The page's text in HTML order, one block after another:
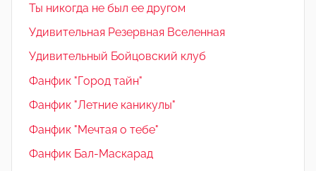
Ты никогда не был ее другом
Удивительная Резервная Вселенная
Удивительный Бойцовский клуб
Фанфик "Город тайн"
Фанфик "Летние каникулы"
Фанфик "Мечтая о тебе"
Фанфик Бал-Маскарад